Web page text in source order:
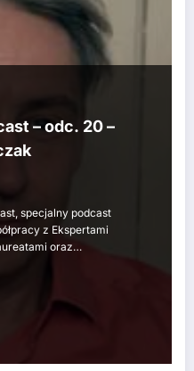
– odc. 20 –
specjalny podcast
z Ekspertami
oraz…